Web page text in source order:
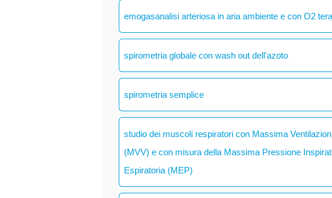
emogasanalisi arteriosa in aria ambiente e con O2
spirometria globale con wash out dell'azoto
spirometria semplice
studio dei muscoli respiratori con Massima
(MVV) e con misura della Massima Pressione
Espiratoria (MEP)